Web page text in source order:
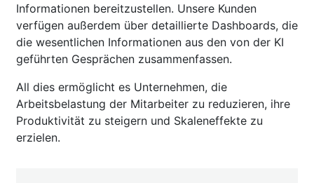
Informationen bereitzustellen. Unsere Kunden
verfügen außerdem über detaillierte Dashboards, die
die wesentlichen Informationen aus den von der KI
geführten Gesprächen zusammenfassen.
All dies ermöglicht es Unternehmen, die
Arbeitsbelastung der Mitarbeiter zu reduzieren, ihre
Produktivität zu steigern und Skaleneffekte zu
erzielen.